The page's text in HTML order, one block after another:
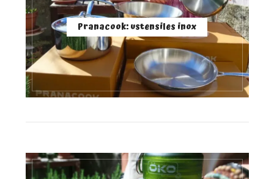
Pranacook: ustensiles inox